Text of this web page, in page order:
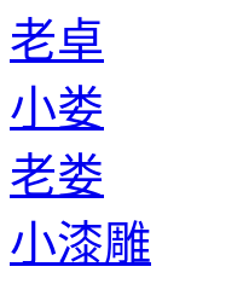
老卓
小娄
老娄
小漆雕